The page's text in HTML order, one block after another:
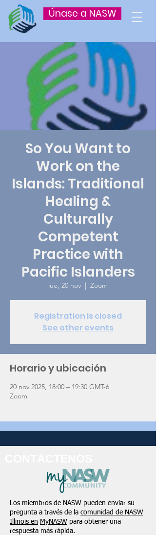
Únase a NASW
So You Want to
Work on the
Islands: Traditional
Healing &
Culturally
Competent
Practice with
Pacific Islanders
jue, 20 nov
  |
Zoom
Registration is closed
See other events
Horario y ubicación
20 nov 2025, 18:00 – 19:30 GMT-6
Zoom
Los miembros de NASW pueden enviar su
pregunta a través de la comunidad de NASW
Illinois en MyNASW para obtener una
respuesta más rápida.